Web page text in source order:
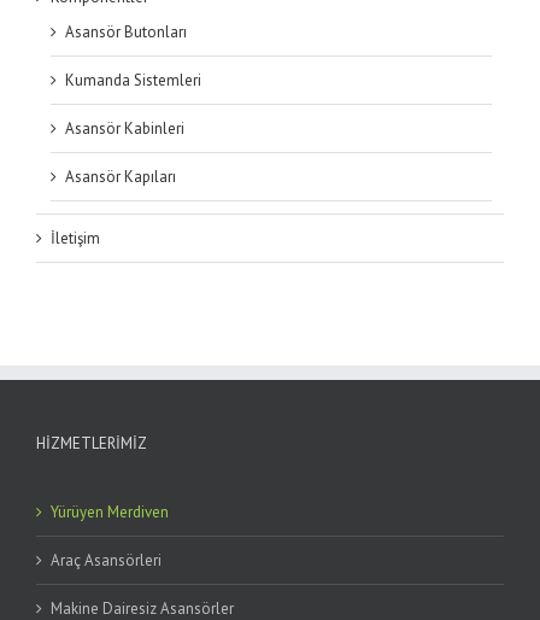
Asansör Butonları
Kumanda Sistemleri
Asansör Kabinleri
Asansör Kapıları
İletişim
HIZMETLERIMIZ
Yürüyen Merdiven
Araç Asansörleri
Makine Dairesiz Asansörler